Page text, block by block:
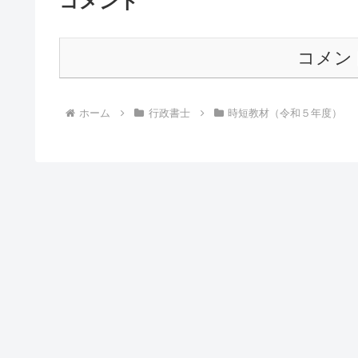
コメン
ホーム 行政書士 時短教材（令和５年度）